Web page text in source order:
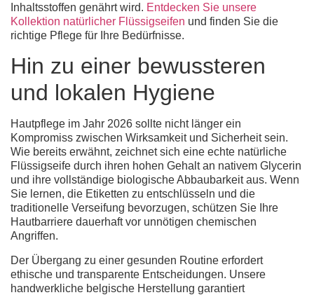
Inhaltsstoffen genährt wird. Entdecken Sie unsere
Kollektion natürlicher Flüssigseifen und finden Sie die
richtige Pflege für Ihre Bedürfnisse.
Hin zu einer bewussteren
und lokalen Hygiene
Hautpflege im Jahr 2026 sollte nicht länger ein
Kompromiss zwischen Wirksamkeit und Sicherheit sein.
Wie bereits erwähnt, zeichnet sich eine echte natürliche
Flüssigseife durch ihren hohen Gehalt an nativem Glycerin
und ihre vollständige biologische Abbaubarkeit aus. Wenn
Sie lernen, die Etiketten zu entschlüsseln und die
traditionelle Verseifung bevorzugen, schützen Sie Ihre
Hautbarriere dauerhaft vor unnötigen chemischen
Angriffen.
Der Übergang zu einer gesunden Routine erfordert
ethische und transparente Entscheidungen. Unsere
handwerkliche belgische Herstellung garantiert